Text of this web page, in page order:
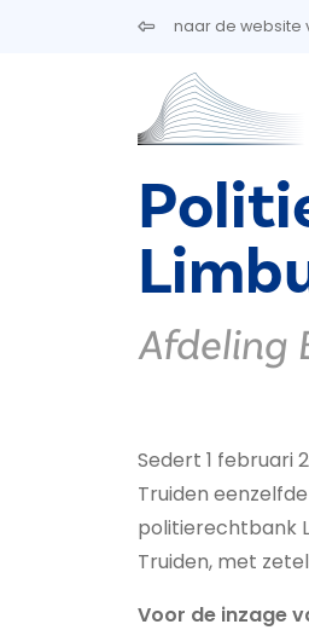
Overslaan en naar de inhoud
naar de website
Afdeling
Sedert 1 februari
Truiden
politierechtbank
Truiden, met
Voor de inzage